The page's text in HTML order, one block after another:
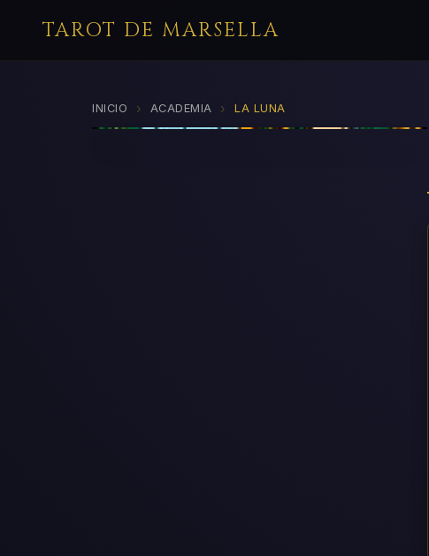
TAROT DE MARSELLA
INICIO › ACADEMIA › LA LUNA